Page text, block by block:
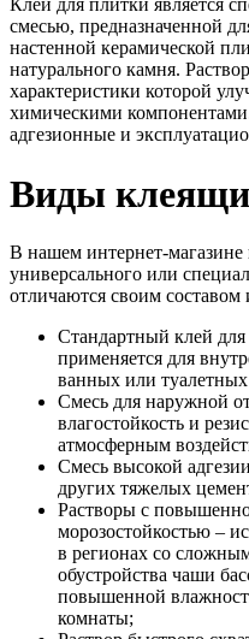
Клей для плитки является
смесью, предназначенной
настенной керамической
натурального камня.
характеристики которой
химическими
адгезионные и
Виды
В нашем интернет-
универсального или
отличаются своим составом
Стандартный клей
применяется для
ванных или
Смесь для наружной
влагостойкость и
атмосферным
Смесь высокой
других тяжелых
Растворы с
морозостойкостью –
в регионах со
обустройства чаши
повышенной
комнаты;